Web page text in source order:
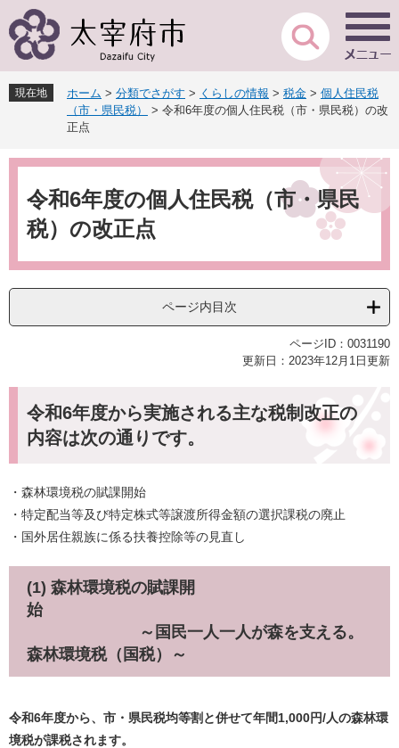
ー
先
頭
。
ニ
を
飛
て
現在地 ホーム > 分類でさがす > くらしの情報 > 税金 > 個人住民税
（市・県民税）
> 令和6年度の個人住民税（市・県民税）の改
正点
本
令和6年度の個人住民税（市・県民
税）の改正点
ページ内目次
ページID：0031190
更新日：2023年12月1日更新
令和6年度から実施される主な税制改正の
内容は次の通りです。
・森林環境税の賦課開始
・特定配当等及び特定株式等譲渡所得金額の選択課税の廃止
・国外居住親族に係る扶養控除等の見直し
(1) 森林環境税の賦課開
始
～国民一人一人が森を支える。
森林環境税（国税）～
令和6年度から、市・県民税均等割と併せて年間1,000円/人の森林環
境税が課税されます。